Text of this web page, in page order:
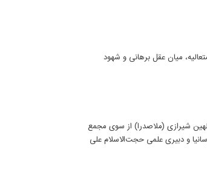
میان عقل برهانی و شهود
شیرازی (ملاصدرا) از سوی مجمع
و دبیری علمی حجت‌الاسلام علی